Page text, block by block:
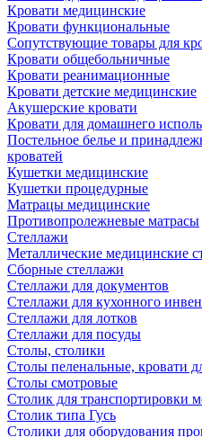
Кровати медицинские
Кровати функциональные
Сопутствующие товары для
Кровати общебольничные
Кровати реанимационные
Кровати детские медицинские
Акушерские кровати
Кровати для домашнего
Постельное белье и
кроватей
Кушетки медицинские
Кушетки процедурные
Матрацы медицинские
Противопролежневые матрасы
Стеллажи
Металлические медицинские
Сборные стеллажи
Стеллажи для документов
Стеллажи для кухонного
Стеллажи для лотков
Стеллажи для посуды
Столы, столики
Столы пеленальные, кровати
Столы смотровые
Столик для транспортировки
Столик типа Гусь
Столики для оборудования